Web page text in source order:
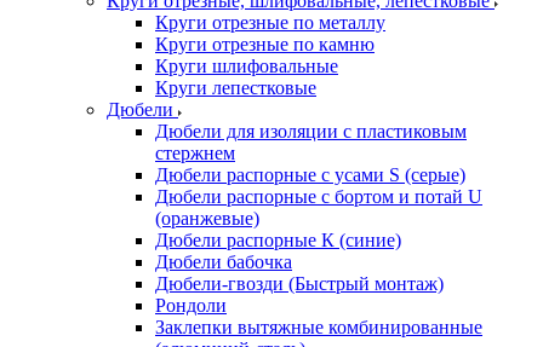
Круги отрезные по металлу
Круги отрезные по камню
Круги шлифовальные
Круги лепестковые
Дюбели
Дюбели для изоляции с пластиковым
стержнем
Дюбели распорные с усами S (серые)
Дюбели распорные c бортом и потай U
(оранжевые)
Дюбели распорные К (синие)
Дюбели бабочка
Дюбели-гвозди (Быстрый монтаж)
Рондоли
Заклепки вытяжные комбинированные